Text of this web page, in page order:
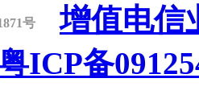
号
增值电信
ICP备